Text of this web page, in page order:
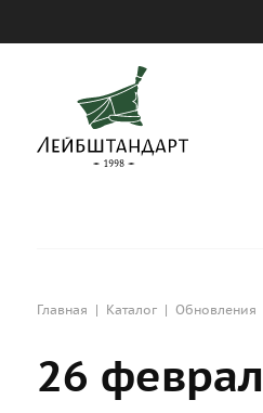
Главная | Каталог | Обновления
26